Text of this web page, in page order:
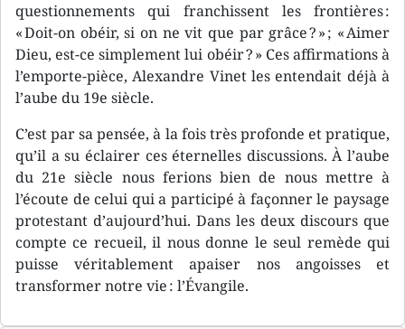
questionnements qui franchissent les frontières :
« Doit-on obéir, si on ne vit que par grâce ? » ; « Aimer
Dieu, est-ce simplement lui obéir ? » Ces affirmations à
l’emporte-pièce, Alexandre Vinet les entendait déjà à
l’aube du 19e siècle.
C’est par sa pensée, à la fois très profonde et pratique,
qu’il a su éclairer ces éternelles discussions. À l’aube
du 21e siècle nous ferions bien de nous mettre à
l’écoute de celui qui a participé à façonner le paysage
protestant d’aujourd’hui. Dans les deux discours que
compte ce recueil, il nous donne le seul remède qui
puisse véritablement apaiser nos angoisses et
transformer notre vie : l’Évangile.